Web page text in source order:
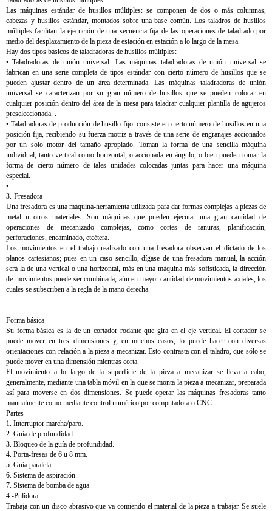
Las máquinas estándar de husillos múltiples: se componen de dos o más columnas,
cabezas y husillos estándar, montados sobre una base común. Los taladros de husillos
múltiples facilitan la ejecución de una secuencia fija de las operaciones de taladrado por
medio del desplazamiento de la pieza de estación en estación a lo largo de la mesa.
Hay dos tipos básicos de taladradoras de husillos múltiples:
• Taladradoras de unión universal: Las máquinas taladradoras de unión universal se
fabrican en una serie completa de tipos estándar con cierto número de husillos que se
pueden ajustar dentro de un área determinada. Las máquinas taladradoras de unión
universal se caracterizan por su gran número de husillos que se pueden colocar en
cualquier posición dentro del área de la mesa para taladrar cualquier plantilla de agujeros
preseleccionada. .
• Taladradoras de producción de husillo fijo: consiste en cierto número de husillos en una
posición fija, recibiendo su fuerza motriz a través de una serie de engranajes accionados
por un solo motor del tamaño apropiado. Toman la forma de una sencilla máquina
individual, tanto vertical como horizontal, o accionada en ángulo, o bien pueden tomar la
forma de cierto número de tales unidades colocadas juntas para hacer una máquina
especial.
•
3.-Fresadora
Una fresadora es una máquina-herramienta utilizada para dar formas complejas a piezas de
metal u otros materiales. Son máquinas que pueden ejecutar una gran cantidad de
operaciones de mecanizado complejas, como cortes de ranuras, planificación,
perforaciones, encaminado, etcétera.
Los movimientos en el trabajo realizado con una fresadora observan el dictado de los
planos cartesianos; pues en un caso sencillo, dígase de una fresadora manual, la acción
será la de una vertical o una horizontal, más en una máquina más sofisticada, la dirección
de movimientos puede ser combinada, aún en mayor cantidad de movimientos axiales, los
cuales se subscriben a la regla de la mano derecha.
Forma básica
Su forma básica es la de un cortador rodante que gira en el eje vertical. El cortador se
puede mover en tres dimensiones y, en muchos casos, lo puede hacer con diversas
orientaciones con relación a la pieza a mecanizar. Esto contrasta con el taladro, que sólo se
puede mover en una dimensión mientras corta.
El movimiento a lo largo de la superficie de la pieza a mecanizar se lleva a cabo,
generalmente, mediante una tabla móvil en la que se monta la pieza a mecanizar, preparada
así para moverse en dos dimensiones. Se puede operar las máquinas fresadoras tanto
manualmente como mediante control numérico por computadora o CNC.
Partes
1. Interruptor marcha/paro.
2. Guía de profundidad.
3. Bloqueo de la guía de profundidad.
4. Porta-fresas de 6 u 8 mm.
5. Guía paralela.
6. Sistema de aspiración.
7. Sistema de bomba de agua
4.-Pulidora
Trabaja con un disco abrasivo que va comiendo el material de la pieza a trabajar. Se suele